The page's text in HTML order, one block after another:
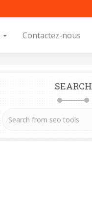
Contactez-nous
SEARCH